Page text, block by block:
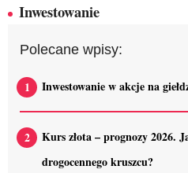
Inwestowanie
Polecane wpisy:
Inwestowanie w akcje na
Kurs złota – prognozy 2026.
drogocennego kruszcu?